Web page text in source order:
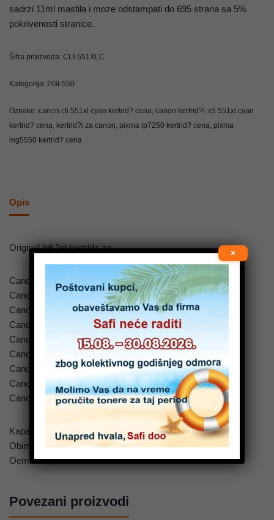
sadrzi 11ml mastila i moze odstampati do 695 strana sa 5%
pokrivenosti stranice.
Šifra proizvoda: CLI-551XLC
Kategorija: PGI-550
Oznake: canon cli 551xl cyan kertrid? cena, canon kertrid?i, cli 551xl cyan
kertrid? cena, kertrid?i za canon, pixma ip7250 kertrid? cena, pixma
mg5550 kertrid? cena
Opis
Original InkJet kertridz za
Canon Pixma iP7200 Ink
Canon Pixma IP7250 Ink
Canon Pixma MG5400 Ink
Canon Pixma MG5450 Ink
Canon Pixma MG5550 Ink
Canon Pixma MG6350 Ink
Canon Pixma MG6450 Ink
Canon Pixma MG7150 Ink
Canon Pixma MX925 Ink
Kapacitet: 11 ml
Obim stampe: 695 kopija(strana)
Oem oznaka: CLI551XLC
Povezani proizvodi
×